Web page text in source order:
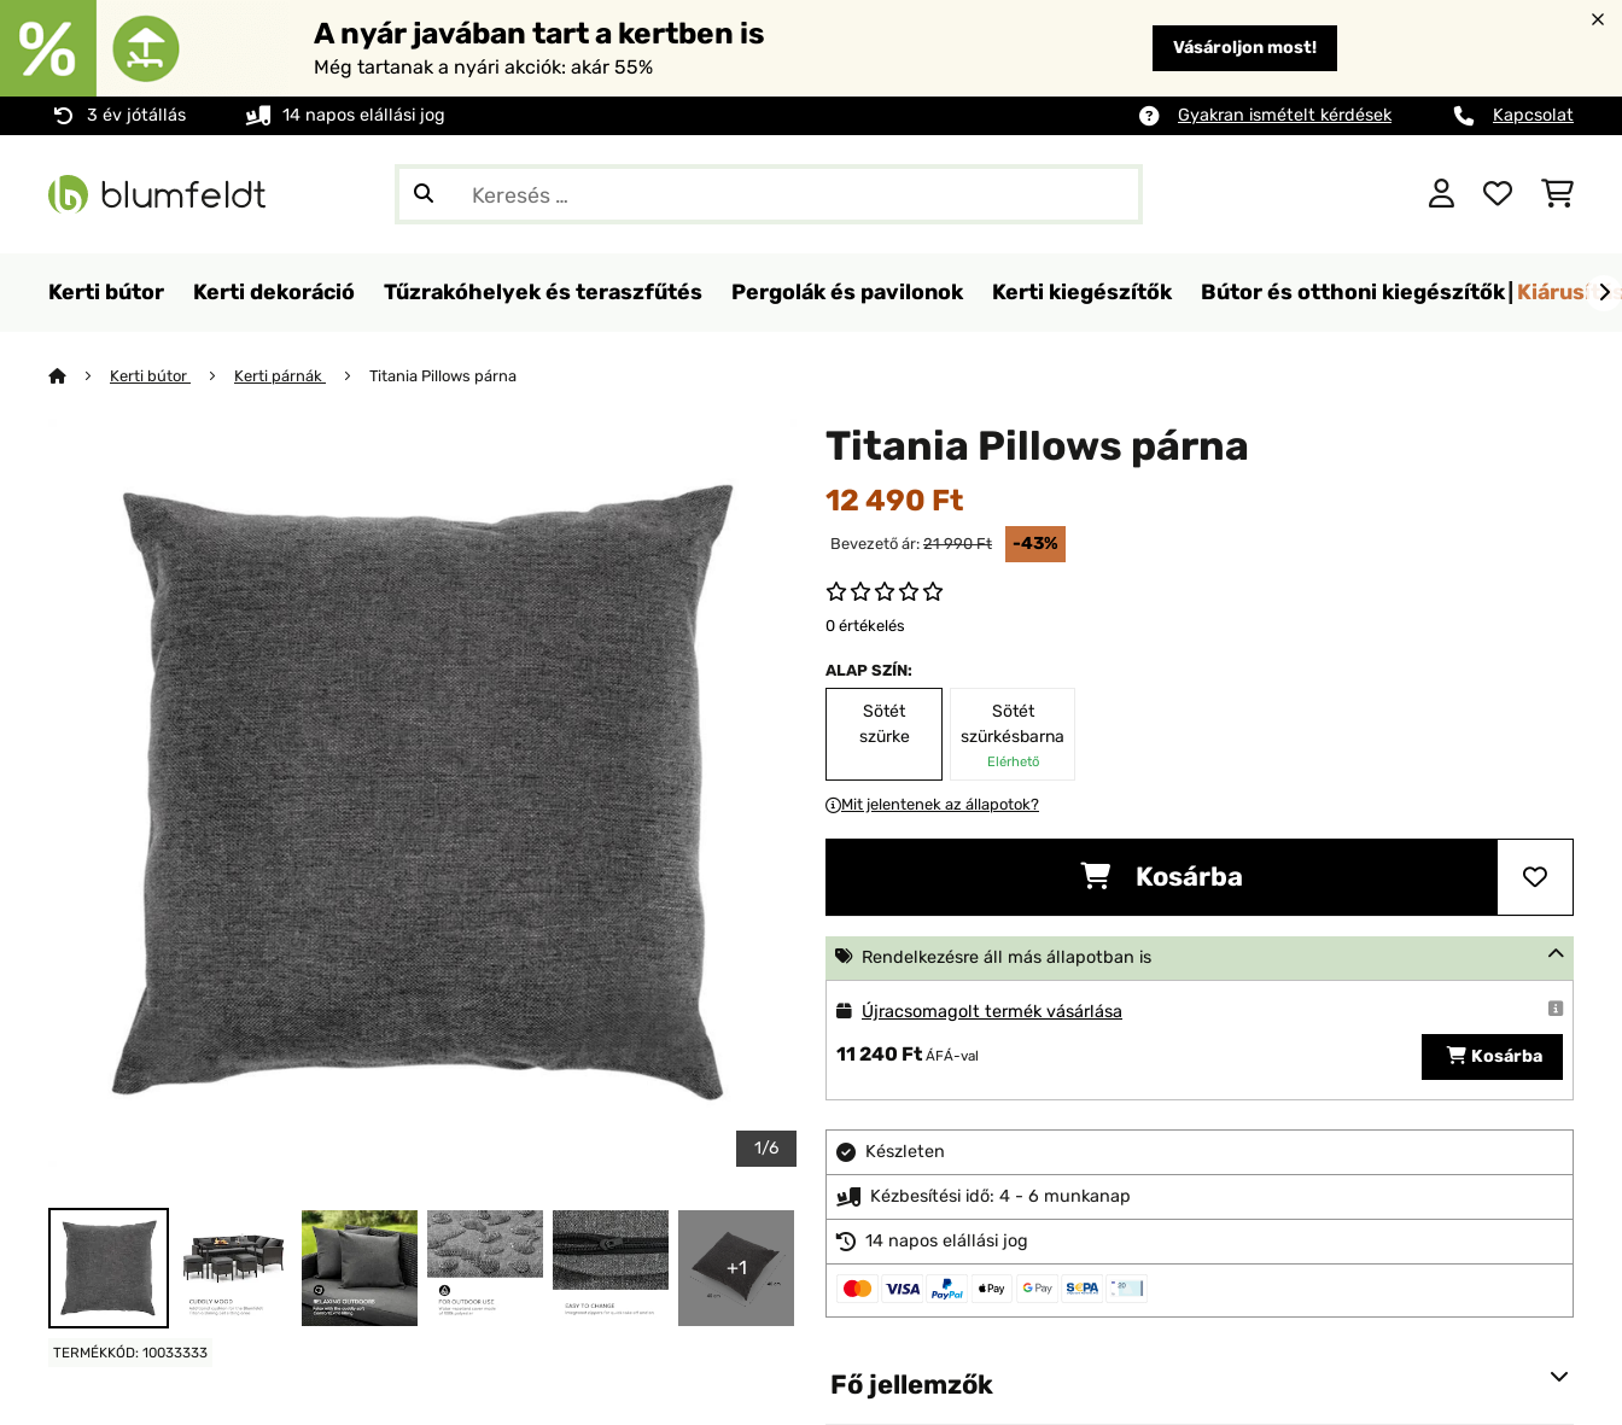
A nyár javában tart a kertben is
Még tartanak a nyári akciók: akár 55%
Vásároljon most!
3 év jótállás 14 napos elállási jog Gyakran ismételt kérdések Kapcsolat
Kerti bútor Kerti dekoráció Tűzrakóhelyek és teraszfűtés Pergolák és pavilonok Kerti kiegészítők Bútor és otthoni kiegészítők
Kerti bútor Kerti párnák Titania Pillows párna
1/6
+1
TERMÉKKÓD: 10033333
Titania Pillows párna
12 490 Ft
Bevezető ár: 21 990 Ft -43%
0 értékelés
ALAP SZÍN:
Sötét
szürke
Sötét
szürkésbarna
Elérhető
Mit jelentenek az állapotok?
Kosárba
Rendelkezésre áll más állapotban is
Újracsomagolt termék vásárlása
11 240 Ft ÁFÁ-val Kosárba
Készleten
Kézbesítési idő: 4 - 6 munkanap
14 napos elállási jog
Fő jellemzők